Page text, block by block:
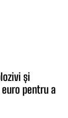
și
pentru a